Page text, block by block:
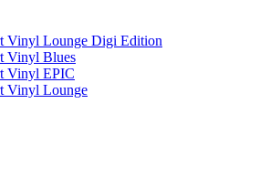
Vinyl Lounge Digi Edition
Vinyl Blues
Vinyl EPIC
Vinyl Lounge